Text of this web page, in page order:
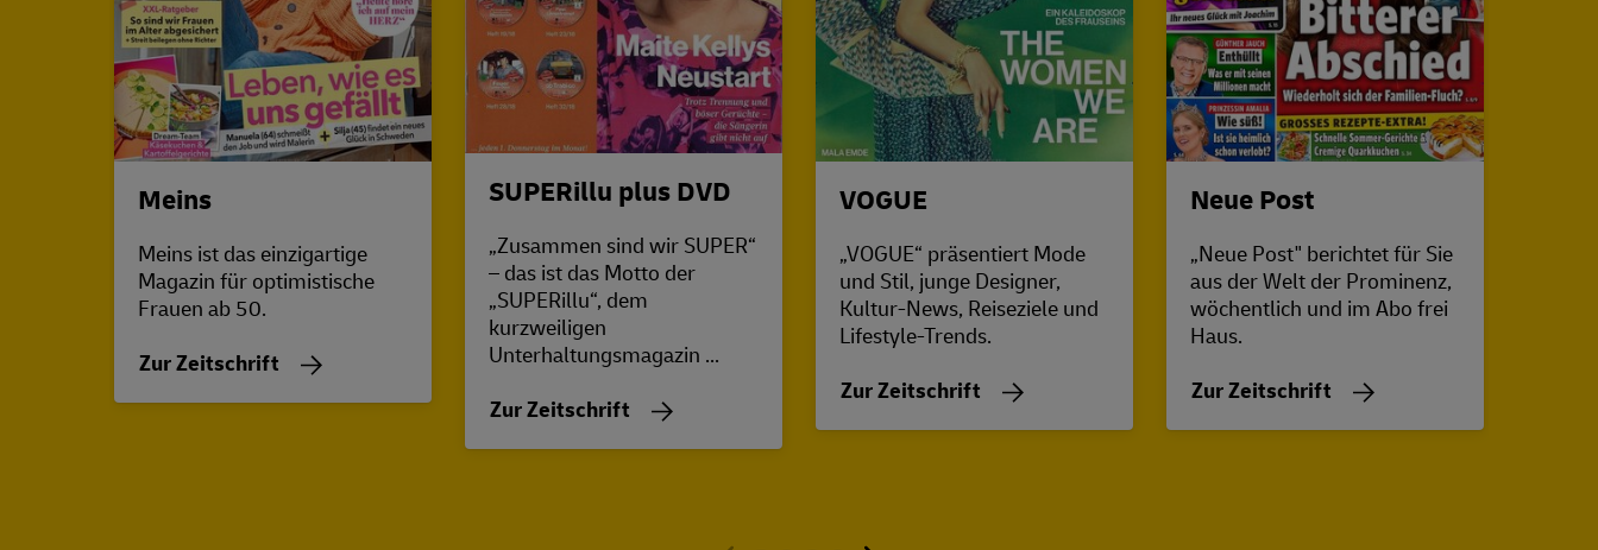
Meins
Meins ist das einzigartige
Magazin für optimistische
Frauen ab 50.
Zur Zeitschrift
SUPERillu plus DVD
„Zusammen sind wir SUPER“
– das ist das Motto der
„SUPERillu“, dem
kurzweiligen
Unterhaltungsmagazin ...
Zur Zeitschrift
VOGUE
„VOGUE“ präsentiert Mode
und Stil, junge Designer,
Kultur-News, Reiseziele und
Lifestyle-Trends.
Zur Zeitschrift
Neue Post
„Neue Post" berichtet für Sie
aus der Welt der Prominenz,
wöchentlich und im Abo frei
Haus.
Zur Zeitschrift